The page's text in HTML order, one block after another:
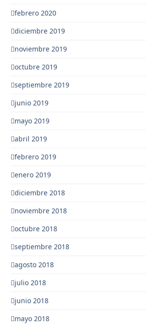
febrero 2020
diciembre 2019
noviembre 2019
octubre 2019
septiembre 2019
junio 2019
mayo 2019
abril 2019
febrero 2019
enero 2019
diciembre 2018
noviembre 2018
octubre 2018
septiembre 2018
agosto 2018
julio 2018
junio 2018
mayo 2018